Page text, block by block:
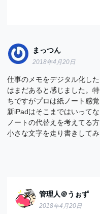
まっつん
2018年4月20日
仕事のメモをデジタル化し
はまだあると感じました。
ちですがプロは紙ノート感
新iPadはそこまではいってな
ノートの代替えを考えてる
小さな文字を走り書きして
管理人＠うぉず
2018年4月20日